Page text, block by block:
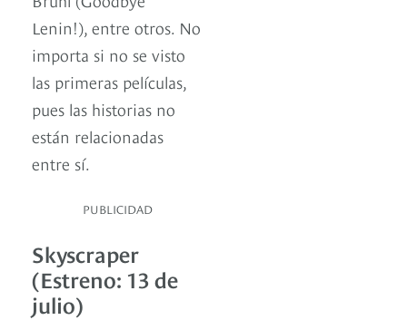
Lenin!), entre otros. No
importa si no se visto
las primeras películas,
pues las historias no
están relacionadas
entre sí.
PUBLICIDAD
Skyscraper
(Estreno: 13 de
julio)